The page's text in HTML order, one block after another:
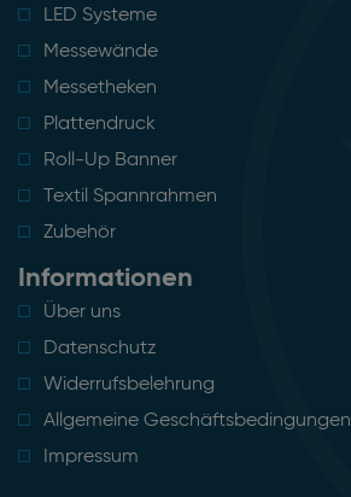
LED Systeme
Messewände
Messetheken
Plattendruck
Roll-Up Banner
Textil Spannrahmen
Zubehör
Informationen
Über uns
Datenschutz
Widerrufsbelehrung
Allgemeine Geschäftsbedingungen
Impressum